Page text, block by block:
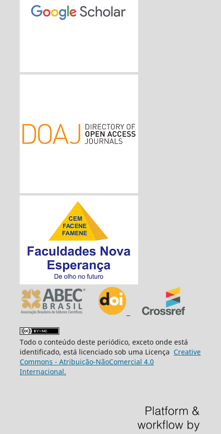
Todo o conteúdo deste periódico, exceto onde está
identificado, está licenciado sob uma Licença Creative
Commons - Atribuição-NãoComercial 4.0
Internacional.